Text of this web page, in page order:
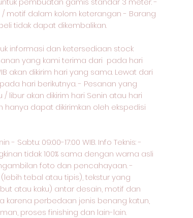
/ motif dalam kolom keterangan - Barang
tidak dapat dikembalikan.
informasi dan ketersediaan stock
yang kami terima dari pada hari
akan dikirim hari yang sama. Lewat dari
hari berikutnya. - Pesanan yang
libur akan dikirim hari Senin atau hari
hanya dapat dikirimkan oleh ekspedisi
- Sabtu: 09:00-17:00 WIB. Info Teknis: -
tidak 100% sama dengan warna asli
foto dan pencahayaan. -
tebal atau tipis), tekstur yang
atau kaku) antar desain, motif dan
karena perbedaan jenis benang katun,
proses finishing dan lain-lain.